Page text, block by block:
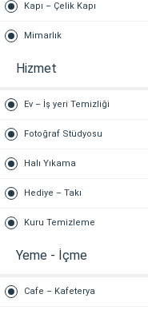
Kapı – Çelik Kapı
Mimarlık
Hizmet
Ev – İş yeri Temizliği
Fotoğraf Stüdyosu
Halı Yıkama
Hediye – Takı
Kuru Temizleme
Yeme - İçme
Cafe – Kafeterya